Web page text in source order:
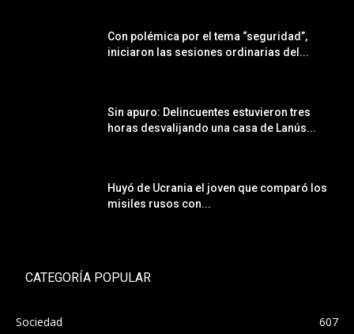
Con polémica por el tema “seguridad”,
iniciaron las sesiones ordinarias del...
Sin apuro: Delincuentes estuvieron tres
horas desvalijando una casa de Lanús...
Huyó de Ucrania el joven que comparó los
misiles rusos con...
CATEGORÍA POPULAR
Sociedad
607